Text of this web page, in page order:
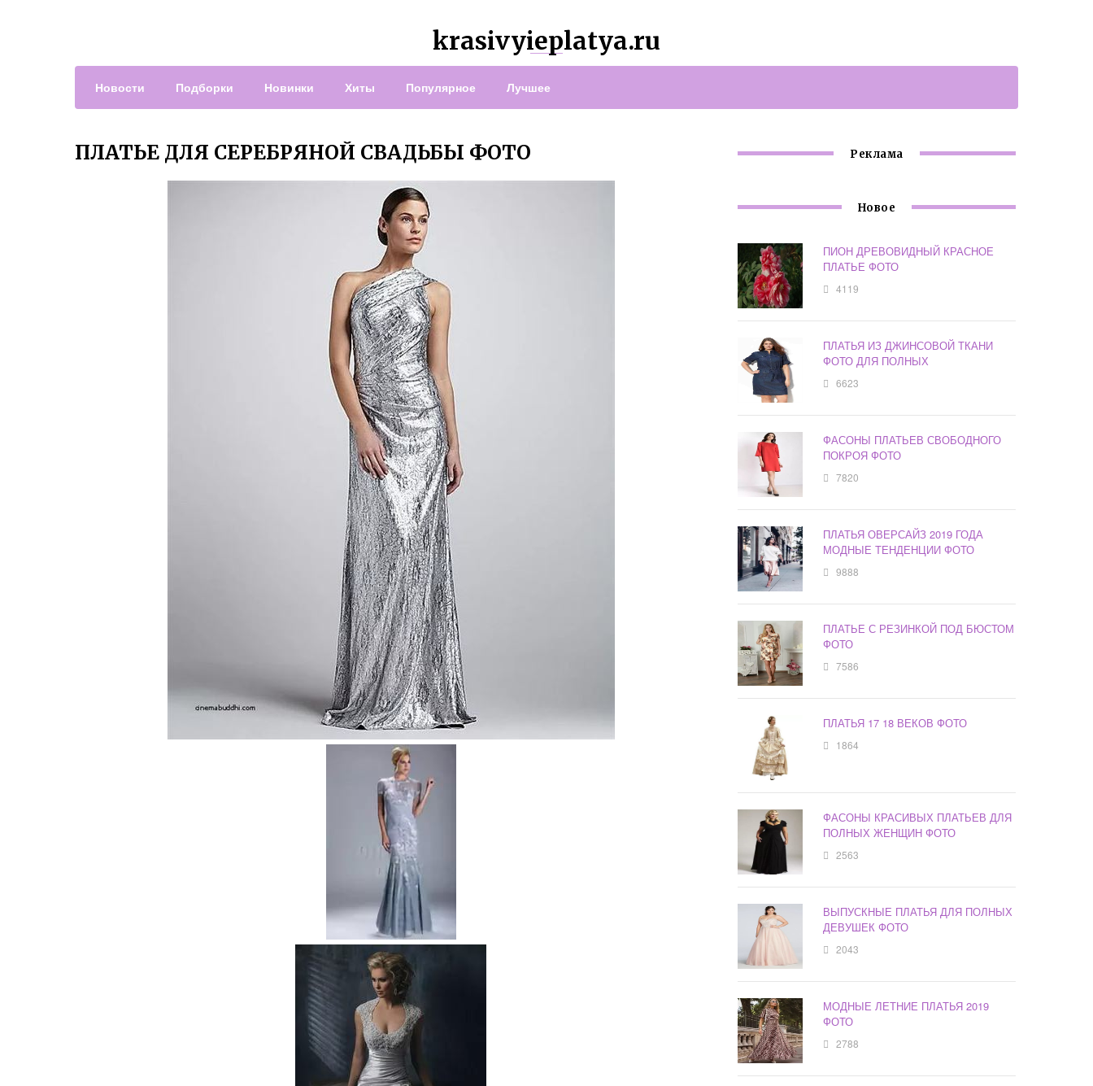
krasivyieplatya.ru
Новости Подборки Новинки Хиты Популярное Лучшее
ПЛАТЬЕ ДЛЯ СЕРЕБРЯНОЙ СВАДЬБЫ ФОТО Реклама
Новое
ПИОН ДРЕВОВИДНЫЙ КРАСНОЕ
ПЛАТЬЕ ФОТО
4119
ПЛАТЬЯ ИЗ ДЖИНСОВОЙ ТКАНИ
ФОТО ДЛЯ ПОЛНЫХ
6623
ФАСОНЫ ПЛАТЬЕВ СВОБОДНОГО
ПОКРОЯ ФОТО
7820
ПЛАТЬЯ ОВЕРСАЙЗ 2019 ГОДА
МОДНЫЕ ТЕНДЕНЦИИ ФОТО
9888
ПЛАТЬЕ С РЕЗИНКОЙ ПОД БЮСТОМ
ФОТО
7586
ПЛАТЬЯ 17 18 ВЕКОВ ФОТО
1864
ФАСОНЫ КРАСИВЫХ ПЛАТЬЕВ ДЛЯ
ПОЛНЫХ ЖЕНЩИН ФОТО
2563
ВЫПУСКНЫЕ ПЛАТЬЯ ДЛЯ ПОЛНЫХ
ДЕВУШЕК ФОТО
2043
МОДНЫЕ ЛЕТНИЕ ПЛАТЬЯ 2019
ФОТО
2788